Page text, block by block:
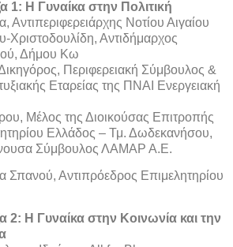
1: Η Γυναίκα στην Πολιτική
Αντιπεριφερειάρχης Νοτίου Αιγαίου
Χριστοδουλίδη, Αντιδήμαρχος
Δήμου Κω
Περιφερειακή Σύμβουλος &
Εταρείας της ΠΝΑΙ Ενεργειακή
Μέλος της Διοικούσας Επιτροπής
Ελλάδος – Τμ. Δωδεκανήσου,
Σύμβουλος ΛΑΜΑΡ Α.Ε.
Σπανού, Αντιπρόεδρος Επιμελητηρίου
2: Η Γυναίκα στην Κοινωνία και την